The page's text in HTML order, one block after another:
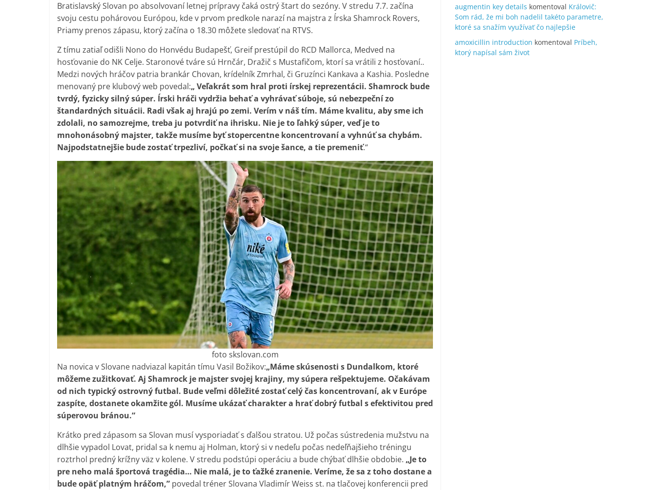
Bratislavský Slovan po absolvovaní letnej prípravy čaká ostrý štart do sezóny. V stredu 7.7. začína
svoju cestu pohárovou Európou, kde v prvom predkole narazí na majstra z Írska Shamrock Rovers,
Priamy prenos zápasu, ktorý začína o 18.30 môžete sledovať na RTVS.
Z tímu zatiaľ odišli Nono do Honvédu Budapešť, Greif prestúpil do RCD Mallorca, Medved na
hosťovanie do NK Celje. Staronové tváre sú Hrnčár, Dražič s Mustafičom, ktorí sa vrátili z hosťovaní..
Medzi nových hráčov patria brankár Chovan, krídelník Zmrhal, či Gruzínci Kankava a Kashia. Posledne
menovaný pre klubový web povedal:„ Veľakrát som hral proti írskej reprezentácii. Shamrock bude
tvrdý, fyzicky silný súper. Írski hráči vydržia behať a vyhrávať súboje, sú nebezpeční zo
štandardných situácii. Radi však aj hrajú po zemi. Verím v náš tím. Máme kvalitu, aby sme ich
zdolali, no samozrejme, treba ju potvrdiť na ihrisku. Nie je to ľahký súper, veď je to
mnohonásobný majster, takže musíme byť stopercentne koncentrovaní a vyhnúť sa chybám.
Najpodstatnejšie bude zostať trpezliví, počkať si na svoje šance, a tie premeniť.“
foto skslovan.com
Na novica v Slovane nadviazal kapitán tímu Vasil Božikov:„Máme skúsenosti s Dundalkom, ktoré
môžeme zužitkovať. Aj Shamrock je majster svojej krajiny, my súpera rešpektujeme. Očakávam
od nich typický ostrovný futbal. Bude veľmi dôležité zostať celý čas koncentrovaní, ak v Európe
zaspíte, dostanete okamžite gól. Musíme ukázať charakter a hrať dobrý futbal s efektivitou pred
súperovou bránou.“
Krátko pred zápasom sa Slovan musí vysporiadať s ďalšou stratou. Už počas sústredenia mužstvu na
dlhšie vypadol Lovat, pridal sa k nemu aj Holman, ktorý si v nedeľu počas nedeľňajšieho tréningu
roztrhol predný krížny väz v kolene. V stredu podstúpi operáciu a bude chýbať dlhšie obdobie. „Je to
pre neho malá športová tragédia… Nie malá, je to ťažké zranenie. Veríme, že sa z toho dostane a
bude opäť platným hráčom,” povedal tréner Slovana Vladimír Weiss st. na tlačovej konferencii pred
augmentin key details komentoval Královič:
Som rád, že mi boh nadelil takéto parametre,
ktoré sa snažím využívať čo najlepšie
amoxicillin introduction komentoval Príbeh,
ktorý napísal sám život